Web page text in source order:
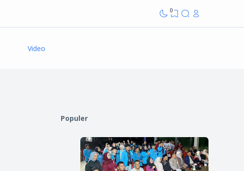
0
Video
Populer